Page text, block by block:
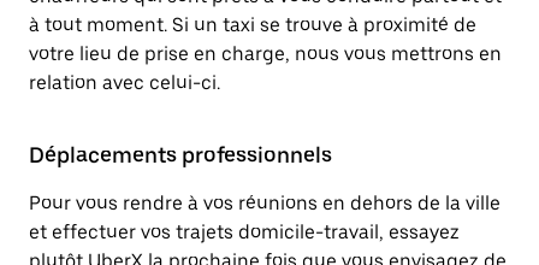
à tout moment. Si un taxi se trouve à proximité de
votre lieu de prise en charge, nous vous mettrons en
relation avec celui-ci.
Déplacements professionnels
Pour vous rendre à vos réunions en dehors de la ville
et effectuer vos trajets domicile-travail, essayez